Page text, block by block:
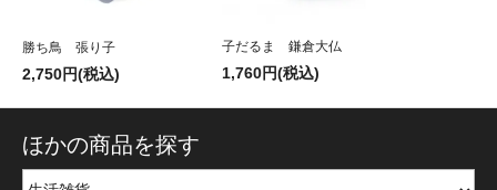
勝ち鳥 張り子
2,750円(税込)
子だるま 鎌倉大仏
1,760円(税込)
ほかの商品を探す